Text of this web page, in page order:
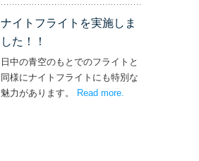
ナイトフライトを実施しま
した！！
日中の青空のもとでのフライトと
同様にナイトフライトにも特別な
魅力があります。
Read more– ‘ナイトフライト
.